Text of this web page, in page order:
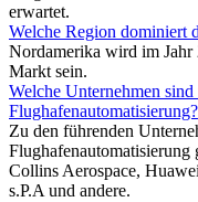
erwartet.
Welche Region dominiert
Nordamerika wird im Jahr
Markt sein.
Welche Unternehmen
Flughafenautomatisierung?
Zu den führenden
Collins Aerospace,
s.P.A und andere.